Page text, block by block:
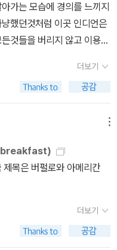
가는 모습에 경의를 느끼지
했던것처럼 이곳 인디언은
것들을 버리지 않고 이용하
역사를 통해서 진실을 알지
질 운명이라는걸 말이죠.솔
조가 인디언들에게 저지른
은 전쟁이 아니라 대량학
도 만들고 보호한다고 하지
의 이번 여행에서 그점에
.하지만 이번 여행을 통해
을 배우는데 도움은 되었습
사라진줄 알았던 테디와 다
째 선물 The eighteenth i
더보기
breakfast)
목은 버펄로와 아메리칸
더보기